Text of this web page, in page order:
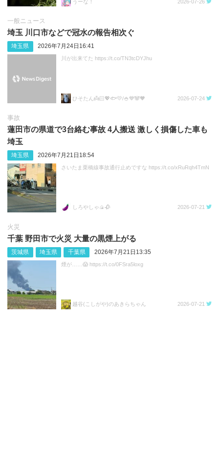
うーな！ 2026-07-26
一般ニュース
埼玉 川口市などで冠水の報告相次ぐ
埼玉県 2026年7月24日16:41
川が出来てた https://t.co/TN3tcDYJhu
ひそたん👼🏻💖🐟️💛/🍚💙🐼🧡 2026-07-24
事故
蓮田市の県道で3台絡む事故 4人搬送 激しく損傷した車も
埼玉
埼玉県 2026年7月21日18:54
さいたま栗橋線事故通行止めですな https://t.co/xRuRqh4TmN
しろやしゃ🍙🥀 2026-07-21
火災
千葉 野田市で火災 大量の黒煙上がる
茨城県 埼玉県 千葉県 2026年7月21日13:35
煙が……😱 https://t.co/0FSra5loxg
越谷(こしがや)のあきらちゃん 2026-07-21